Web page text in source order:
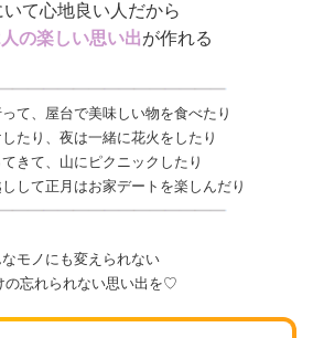
いて心地良い人だから
の楽しい思い出が作れる
て、屋台で美味しい物を食べたり
したり、夜は一緒に花火をしたり
てきて、山にピクニックしたり
して正月はお家デートを楽しんだり
なモノにも変えられない
の忘れられない思い出を♡